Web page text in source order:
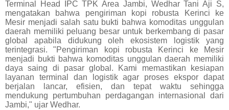
Terminal Head IPC TPK Area Jambi, Wedhar Tani Aji S,
mengatakan bahwa pengiriman kopi robusta Kerinci ke
Mesir menjadi salah satu bukti bahwa komoditas unggulan
daerah memiliki peluang besar untuk berkembang di pasar
global apabila didukung oleh ekosistem logistik yang
terintegrasi. "Pengiriman kopi robusta Kerinci ke Mesir
menjadi bukti bahwa komoditas unggulan daerah memiliki
daya saing di pasar global. Kami memastikan kesiapan
layanan terminal dan logistik agar proses ekspor dapat
berjalan lancar, efisien, dan tepat waktu sehingga
mendukung pertumbuhan perdagangan internasional dari
Jambi," ujar Wedhar.